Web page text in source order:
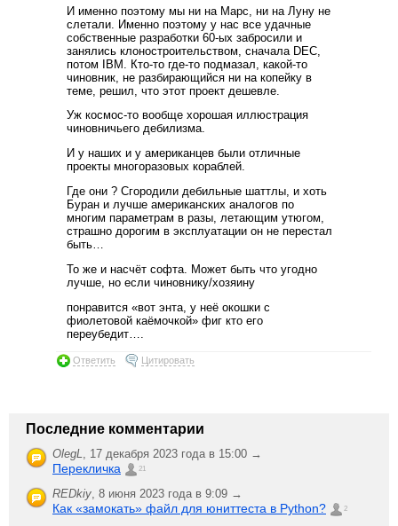
И именно поэтому мы ни на Марс, ни на Луну не
слетали. Именно поэтому у нас все удачные
собственные разработки 60-ых забросили и
занялись клоностроительством, сначала DEC,
потом IBM. Кто-то где-то подмазал, какой-то
чиновник, не разбирающийся ни на копейку в
теме, решил, что этот проект дешевле.
Уж космос-то вообще хорошая иллюстрация
чиновничьего дебилизма.
И у наших и у американцев были отличные
проекты многоразовых кораблей.
Где они ? Сгородили дебильные шаттлы, и хоть
Буран и лучше американских аналогов по
многим параметрам в разы, летающим утюгом,
страшно дорогим в эксплуатации он не перестал
быть…
То же и насчёт софта. Может быть что угодно
лучше, но если чиновнику/хозяину
понравится «вот энта, у неё окошки с
фиолетовой каёмочкой» фиг кто его
переубедит….
Ответить Цитировать
Последние комментарии
OlegL, 17 декабря 2023 года в 15:00 →
Перекличка 21
REDkiy, 8 июня 2023 года в 9:09 →
Как «замокать» файл для юниттеста в Python? 2